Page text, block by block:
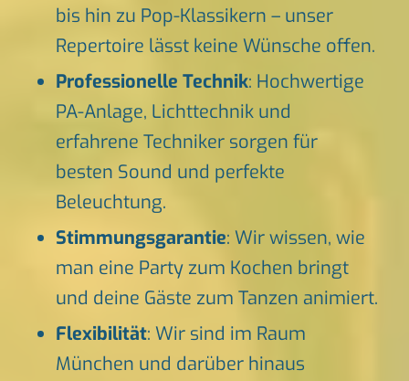
bis hin zu Pop-Klassikern – unser
Repertoire lässt keine Wünsche offen.
Professionelle Technik: Hochwertige
PA-Anlage, Lichttechnik und
erfahrene Techniker sorgen für
besten Sound und perfekte
Beleuchtung.
Stimmungsgarantie: Wir wissen, wie
man eine Party zum Kochen bringt
und deine Gäste zum Tanzen animiert.
Flexibilität: Wir sind im Raum
München und darüber hinaus